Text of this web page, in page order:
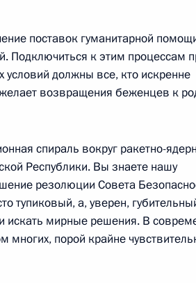
гвинейских
поставок гуманитарной
Подключиться к этим процессам
должны все, кто искренне
возвращения беженцев к
спираль вокруг ракетно-
Республики. Вы знаете нашу
резолюции Совета
тупиковый, а, уверен,
искать мирные решения. В
порой крайне